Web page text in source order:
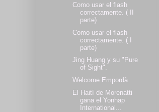
Como usar el flash
correctamente. ( II
parte)
Como usar el flash
correctamente. ( I
parte)
Jing Huang y su "Pure
of Sight".
Welcome Empordà.
El Haití de Morenatti
gana el Yonhap
International...